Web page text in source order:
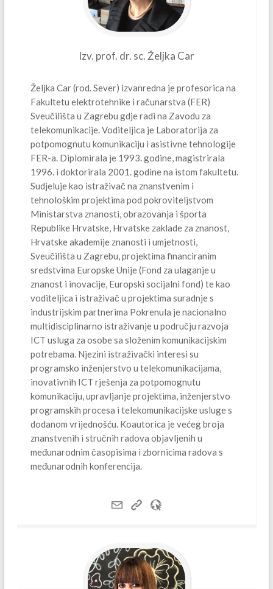
Izv. prof. dr. sc. Željka Car
Željka Car (rod. Sever) izvanredna je profesorica na
Fakultetu elektrotehnike i računarstva (FER)
Sveučilišta u Zagrebu gdje radi na Zavodu za
telekomunikacije. Voditeljica je Laboratorija za
potpomognutu komunikaciju i asistivne tehnologije
FER-a. Diplomirala je 1993. godine, magistrirala
1996. i doktorirala 2001. godine na istom fakultetu.
Sudjeluje kao istraživač na znanstvenim i
tehnološkim projektima pod pokroviteljstvom
Ministarstva znanosti, obrazovanja i športa
Republike Hrvatske, Hrvatske zaklade za znanost,
Hrvatske akademije znanosti i umjetnosti,
Sveučilišta u Zagrebu, projektima financiranim
sredstvima Europske Unije (Fond za ulaganje u
znanost i inovacije, Europski socijalni fond) te kao
voditeljica i istraživač u projektima suradnje s
industrijskim partnerima Pokrenula je nacionalno
multidisciplinarno istraživanje u području razvoja
ICT usluga za osobe sa složenim komunikacijskim
potrebama. Njezini istraživački interesi su
programsko inženjerstvo u telekomunikacijama,
inovativnih ICT rješenja za potpomognutu
komunikaciju, upravljanje projektima, inženjerstvo
programskih procesa i telekomunikacijske usluge s
dodanom vrijednošću. Koautorica je većeg broja
znanstvenih i stručnih radova objavljenih u
međunarodnim časopisima i zbornicima radova s
međunarodnih konferencija.